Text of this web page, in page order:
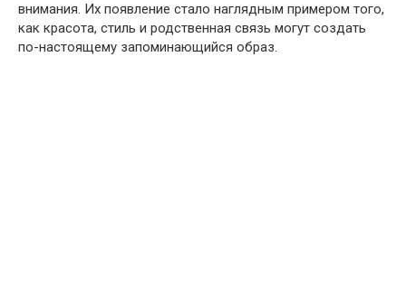
внимания. Их появление стало наглядным примером того,
как красота, стиль и родственная связь могут создать
по-настоящему запоминающийся образ.